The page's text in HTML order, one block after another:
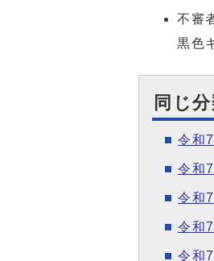
不審
黒色
同じ
令和
令和
令和
令和
令和